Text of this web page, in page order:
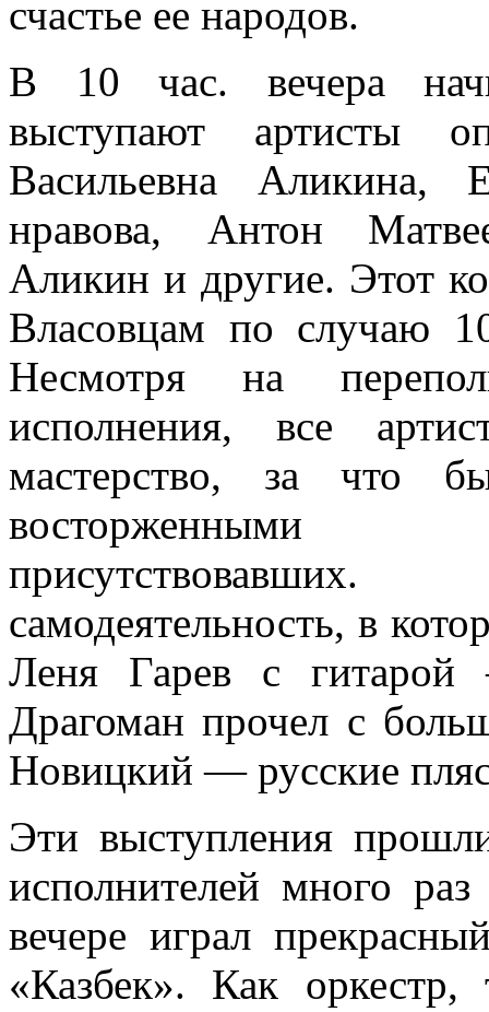
счастье ее народов.
В 10 час. вечера
выступают артисты
Васильевна Аликина,
нравова, Антон
Аликин и другие. Этот
Власовцам по случаю
Несмотря на
исполнения, все
мастерство, за что
восторженными
самодеятельность, в
Леня Гарев с
Драгоман прочел с
Новицкий — русские
Эти выступления
исполнителей мно­го
вечере играл
«Казбек». Как